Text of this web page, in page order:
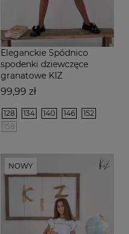
Eleganckie Spódnico
spodenki dziewczęce
granatowe KIZ
Cena
99,99 zł
128 134 140 146
152
158
NOWY